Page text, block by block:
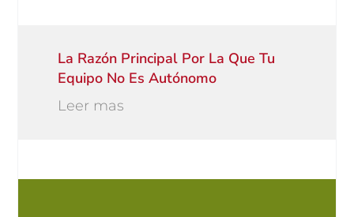
La Razón Principal Por La Que Tu
Equipo No Es Autónomo
Leer mas